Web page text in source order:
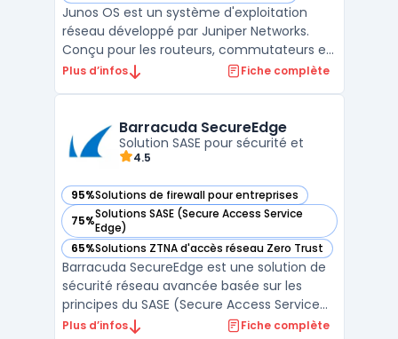
Junos OS est un système d'exploitation
réseau développé par Juniper Networks.
Conçu pour les routeurs, commutateurs et
pare-feu de la marque, il repose sur une
FreeBSD, il offre un environnement robuste
et une programma ...
Plus d’infos Fiche complète
Barracuda SecureEdge
Solution SASE pour sécurité et
4.5
95%Solutions de firewall pour entreprises
— voir Barracuda SecureEdge dans cette catégorie
75%Solutions SASE (Secure Access Service
Edge)
— voir Barracuda SecureEdge dans cette catégorie
65%Solutions ZTNA d'accès réseau Zero Trust
— voir Barracuda SecureEdge dans cette catégorie
Barracuda SecureEdge est une solution de
sécurité réseau avancée basée sur les
principes du SASE (Secure Access Service
Edge), une architecture qui combine les
Plus d’infos Fiche complète